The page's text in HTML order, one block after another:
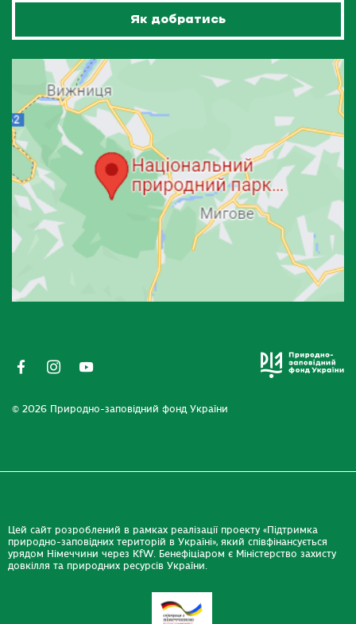
Як добратись
© 2026 Природно-заповідний фонд України
Цей сайт розроблений в рамках реалізації проекту «Підтримка
природно-заповідних територій в Україні», який співфінансується
урядом Німеччини через KfW. Бенефіціаром є Міністерство захисту
довкілля та природних ресурсів України.